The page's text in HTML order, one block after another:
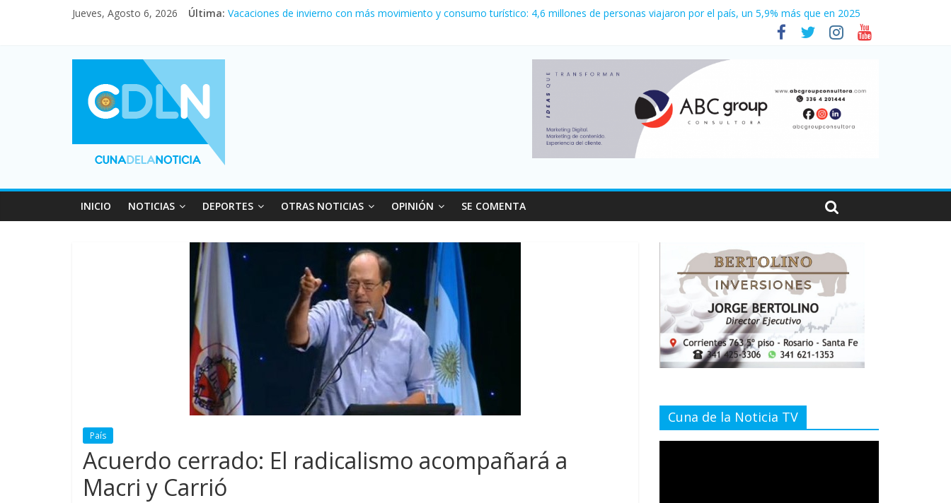
Jueves, Agosto 6, 2026 Última: En un partidazo, Newell’s empató 2 a 2 con Boca en el Coloso del Parque
Vacaciones de invierno con más movimiento y consumo turístico: 4,6 millones de personas viajaron por el país, un 5,9% más que en 2025
INICIO NOTICIAS DEPORTES OTRAS NOTICIAS OPINIÓN SE COMENTA
País
Acuerdo cerrado: El radicalismo acompañará a
Macri y Carrió
Cuna de la Noticia TV